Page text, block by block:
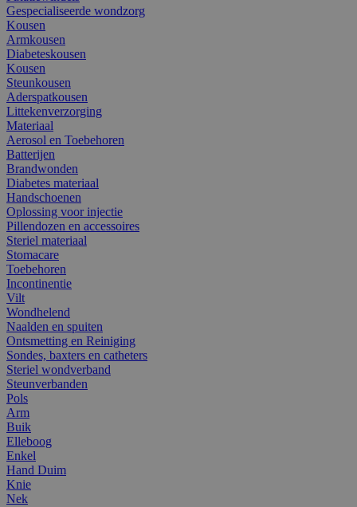
Gespecialiseerde wondzorg
Kousen
Armkousen
Diabeteskousen
Kousen
Steunkousen
Aderspatkousen
Littekenverzorging
Materiaal
Aerosol en Toebehoren
Batterijen
Brandwonden
Diabetes materiaal
Handschoenen
Oplossing voor injectie
Pillendozen en accessoires
Steriel materiaal
Stomacare
Toebehoren
Incontinentie
Vilt
Wondhelend
Naalden en spuiten
Ontsmetting en Reiniging
Sondes, baxters en catheters
Steriel wondverband
Steunverbanden
Pols
Arm
Buik
Elleboog
Enkel
Hand Duim
Knie
Nek